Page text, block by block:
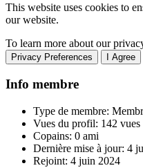
This website uses cookies to
our website.
To learn more about our
Privacy Preferences I Agree
Info membre
Type de membre:
Vues du profil: 142 vues
Copains: 0 ami
Dernière mise à jour: 4
Rejoint: 4 juin 2024